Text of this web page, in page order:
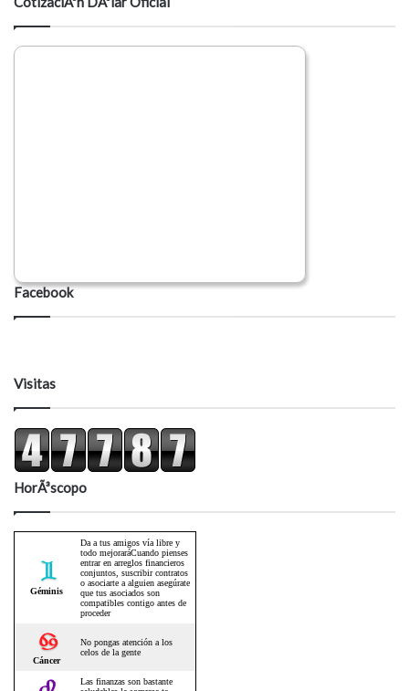
Facebook
Visitas
HorÃ³scopo